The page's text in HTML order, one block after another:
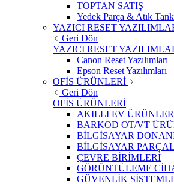
TOPTAN SATIŞ
Yedek Parça & Atık Tank
YAZICI RESET
Geri Dön
YAZICI RESET
Canon Reset Yazılımları
Epson Reset Yazılımları
OFİS ÜRÜNLERİ
Geri Dön
OFİS ÜRÜNLERİ
AKILLI EV
BARKOD OT/VT
BİLGİSAYAR
BİLGİSAYAR
ÇEVRE BİRİMLERİ
GÖRÜNTÜLEME
GÜVENLİK